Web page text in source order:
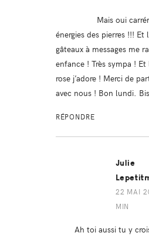
Mais oui
énergies des pierres !!! Et
gâteaux à messages me
enfance ! Très sympa !
rose j’adore ! Merci de
avec nous ! Bon lundi.
RÉPONDRE
Julie
22 MAI
MIN
Ah toi aussi tu y